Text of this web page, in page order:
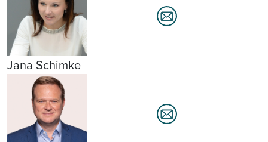
Jana Schimke